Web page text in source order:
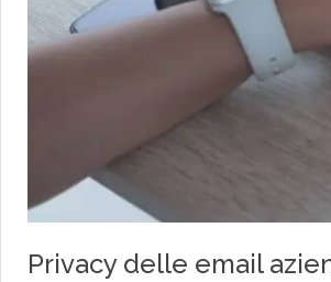
Privacy delle email